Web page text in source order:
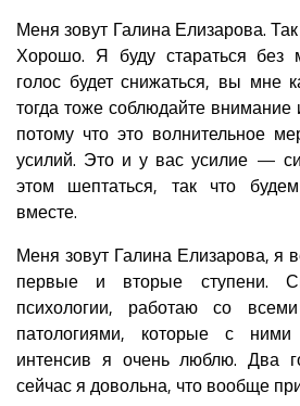
Меня зовут Галина Елизарова.
Хорошо. Я буду стараться без
голос будет снижаться, вы мне
тогда тоже соблюдайте внимание
потому что это волнительное
усилий. Это и у вас усилие —
этом шептаться, так что будем
вместе.
Меня зовут Галина Елизарова, я
первые и вторые ступени.
психологии, работаю со
патологиями, которые с ними
интенсив я очень люблю. Два
сейчас я довольна, что вообще